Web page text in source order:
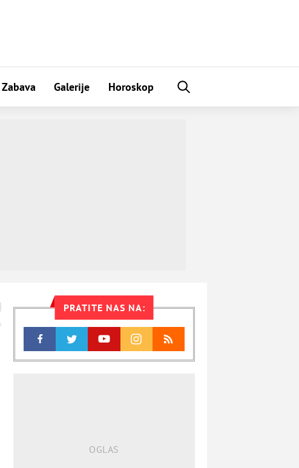
Zabava Galerije Horoskop
PRATITE NAS NA: